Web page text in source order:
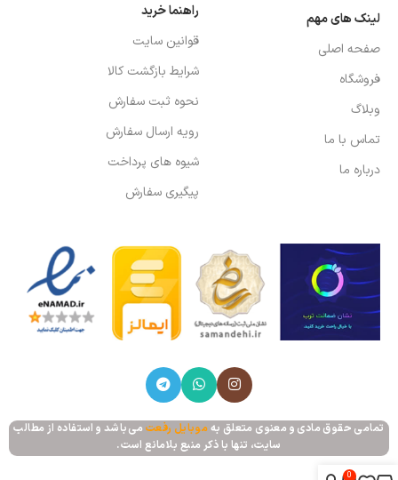
لینک های مهم
صفحه اصلی
فروشگاه
وبلاگ
تماس با ما
درباره ما
راهنما خرید
قوانین سایت
شرایط بازگشت کالا
نحوه ثبت سفارش
رویه ارسال سفارش
شیوه های پرداخت
پیگیری سفارش
تمامی حقوق مادی و معنوی متعلق بهموبایل رفعت می‌باشد و استفاده از مطالب
سایت، تنها با ذکر منبع بلامانع است.
0